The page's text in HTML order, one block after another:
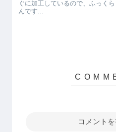
ぐに加工しているので、ふっく
んです...
コメント